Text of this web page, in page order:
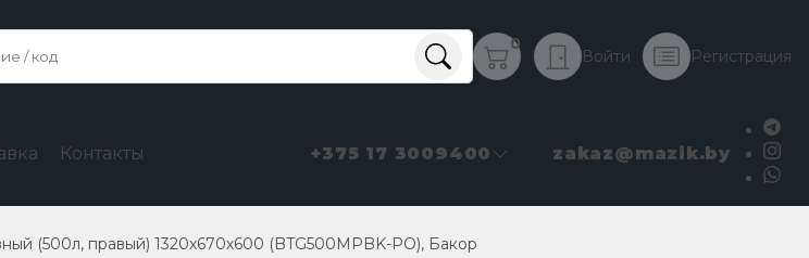
0
Войти Регистрация
Контакты +375 17 3009400 zakaz@mazik.by
(500л, правый) 1320х670х600 (BTG500MPBK-PO), Бакор